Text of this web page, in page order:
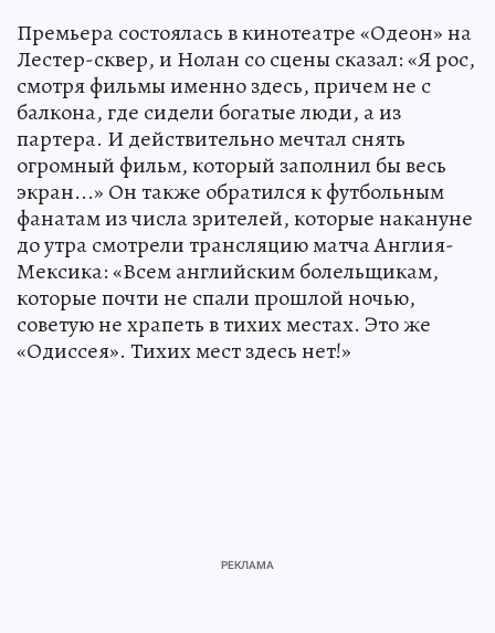
Премьера состоялась в кинотеатре «Одеон» на
Лестер-сквер, и Нолан со сцены сказал: «Я рос,
смотря фильмы именно здесь, причем не с
балкона, где сидели богатые люди, а из
партера. И действительно мечтал снять
огромный фильм, который заполнил бы весь
экран...» Он также обратился к футбольным
фанатам из числа зрителей, которые накануне
до утра смотрели трансляцию матча Англия-
Мексика: «Всем английским болельщикам,
которые почти не спали прошлой ночью,
советую не храпеть в тихих местах. Это же
«Одиссея». Тихих мест здесь нет!»